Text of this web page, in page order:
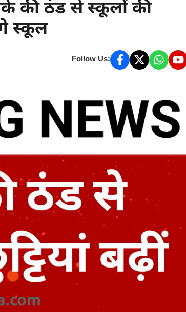
की ठंड से स्कूलों की
स्कूल
Follow Us: